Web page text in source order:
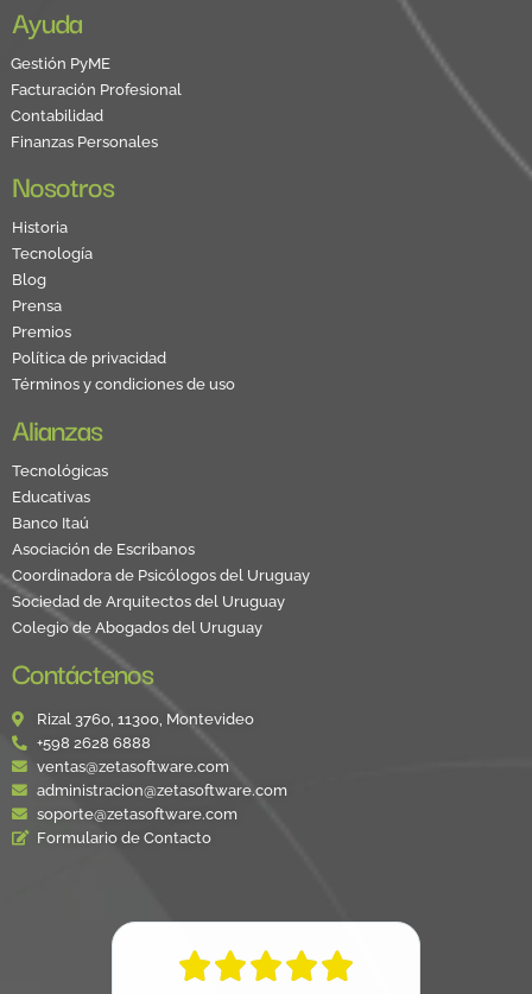
Ayuda
Gestión PyME
Facturación Profesional
Contabilidad
Finanzas Personales
Nosotros
Historia
Tecnología
Blog
Prensa
Premios
Política de privacidad
Términos y condiciones de uso
Alianzas
Tecnológicas
Educativas
Banco Itaú
Asociación de Escribanos
Coordinadora de Psicólogos del Uruguay
Sociedad de Arquitectos del Uruguay
Colegio de Abogados del Uruguay
Contáctenos
Rizal 3760, 11300, Montevideo
+598 2628 6888
ventas@zetasoftware.com
administracion@zetasoftware.com
soporte@zetasoftware.com
Formulario de Contacto
